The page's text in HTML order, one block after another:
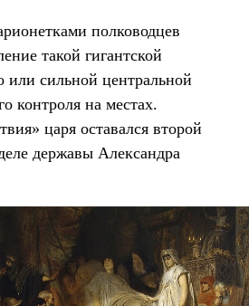
полководцев
такой гигантской
или сильной центральной
контроля на местах.
царя оставался второй
державы Александра